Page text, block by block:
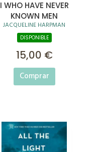
I WHO HAVE NEVER
KNOWN MEN
JACQUELINE HARPMAN
DISPONIBLE
15,00 €
Comprar